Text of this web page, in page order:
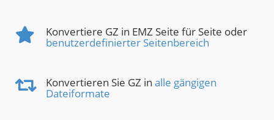
Konvertiere GZ in EMZ Seite für Seite oder
benutzerdefinierter Seitenbereich
Konvertieren Sie GZ in alle gängigen
Dateiformate